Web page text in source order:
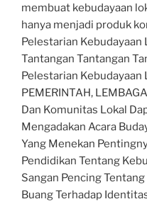
membuat kebudayaan
hanya menjadi produk
Pelestarian
Tantangan Tantangan
Pelestarian Kebudayaan
PEMERINTAH,
Dan Komunitas Lokal
Mengadakan Acara
Yang Menekan
Pendidikan Tentang
Sangan Pencing
Buang Terhadap